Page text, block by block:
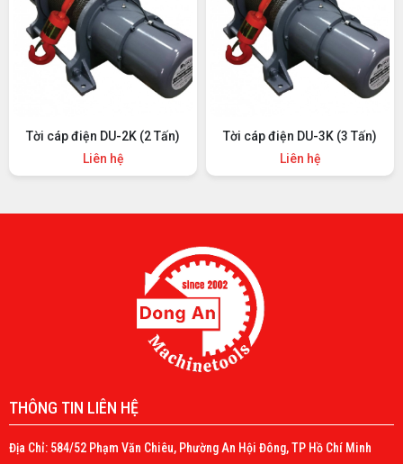
Tời cáp điện DU-2K (2 Tấn)
Liên hệ
Tời cáp điện DU-3K (3 Tấn)
Liên hệ
THÔNG TIN LIÊN HỆ
Địa Chỉ: 584/52 Phạm Văn Chiêu, Phường An Hội Đông, TP Hồ Chí Minh